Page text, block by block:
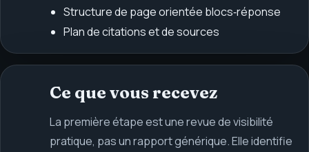
Structure de page orientée blocs‑réponse
Plan de citations et de sources
Ce que vous recevez
La première étape est une revue de visibilité
pratique, pas un rapport générique. Elle identifie